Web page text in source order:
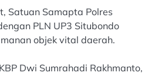
Satuan Samapta Polres
PLN UP3 Situbondo
objek vital daerah.
Dwi Sumrahadi Rakhmanto,